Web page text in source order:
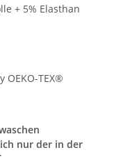
+ 5% Elasthan
OEKO-TEX®
nur der in der